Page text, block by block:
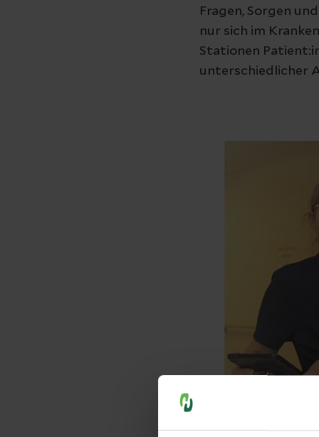
Fragen, Sorgen
nur sich im
Stationen
unterschiedlicher